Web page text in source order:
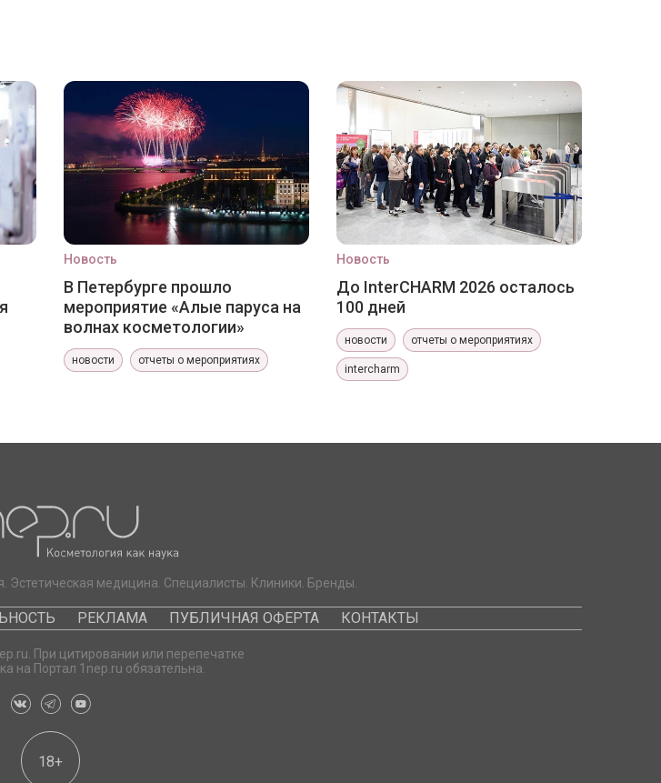
Новость
В Петербурге прошло
мероприятие «Алые паруса на
волнах косметологии»
новости отчеты о мероприятиях
Новость
До InterCHARM 2026 осталось
100 дней
новости отчеты о мероприятиях
intercharm
Эстетическая медицина. Специалисты. Клиники. Бренды.
РЕКЛАМА ПУБЛИЧНАЯ ОФЕРТА КОНТАКТЫ
При цитировании или перепечатке
на Портал 1nep.ru обязательна.
18+